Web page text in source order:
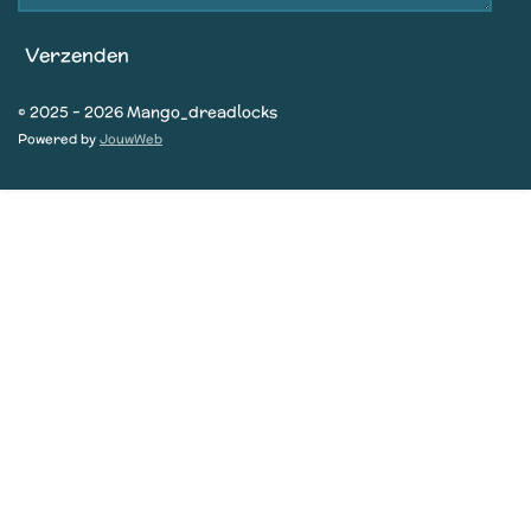
Verzenden
© 2025 - 2026 Mango_dreadlocks
Powered byJouwWeb